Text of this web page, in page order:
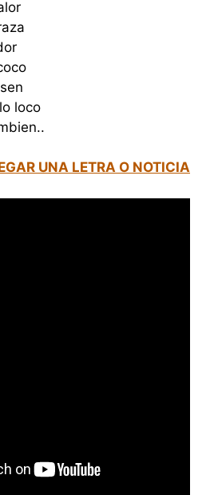
loco
UNA LETRA O NOTICIA